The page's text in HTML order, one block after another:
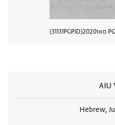
2020
PGPID
31131
AIU
Hebrew,